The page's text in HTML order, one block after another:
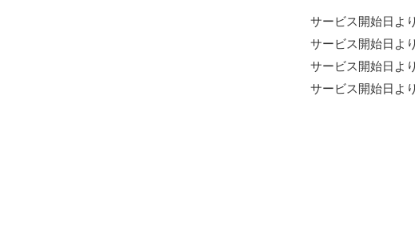
サービス開始日よ
サービス開始日よ
サービス開始日よ
サービス開始日よ